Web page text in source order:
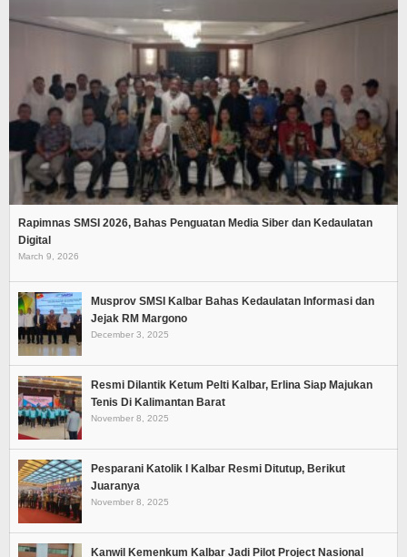
Rapimnas SMSI 2026, Bahas Penguatan Media Siber dan Kedaulatan
Digital
March 9, 2026
Musprov SMSI Kalbar Bahas Kedaulatan Informasi dan
Jejak RM Margono
December 3, 2025
Resmi Dilantik Ketum Pelti Kalbar, Erlina Siap Majukan
Tenis Di Kalimantan Barat
November 8, 2025
Pesparani Katolik I Kalbar Resmi Ditutup, Berikut
Juaranya
November 8, 2025
Kanwil Kemenkum Kalbar Jadi Pilot Project Nasional